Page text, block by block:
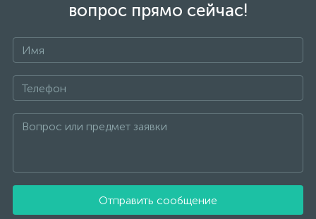
вопрос прямо сейчас!
Отправить сообщение